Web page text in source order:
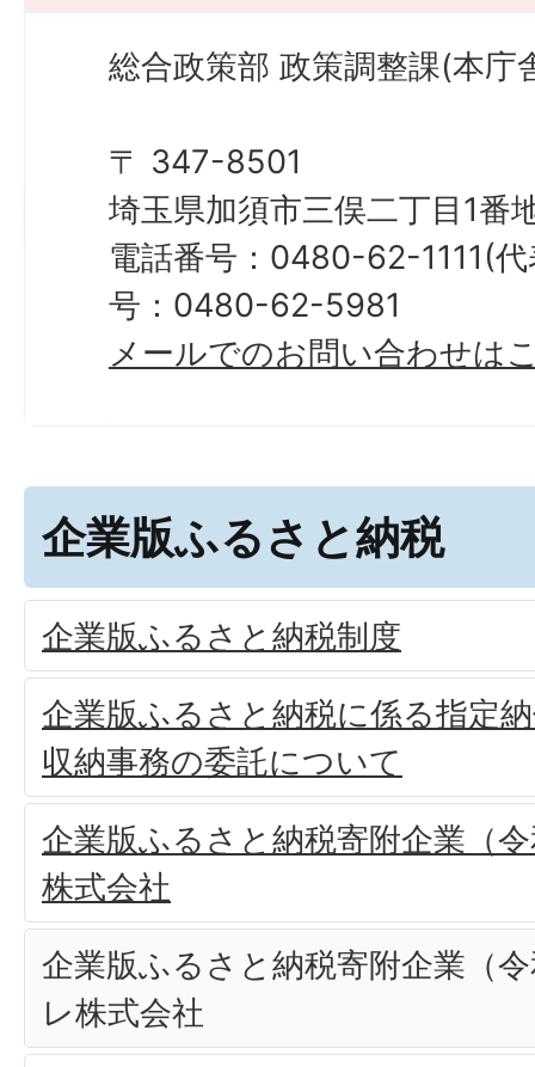
総合政策部 政策調整課(本庁
〒 347-8501
埼玉県加須市三俣二丁目1番
電話番号：0480-62-1111(
号：0480-62-5981
メールでのお問い合わせは
企業版ふるさと納税
企業版ふるさと納税制度
企業版ふるさと納税に係る指定
収納事務の委託について
企業版ふるさと納税寄附企業（
株式会社
企業版ふるさと納税寄附企業（
レ株式会社